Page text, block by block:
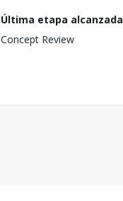
Última etapa alcanzada
Concept Review